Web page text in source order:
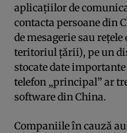
aplicaţiilor de
contacta persoane din
de mesagerie sau
teritoriul ţării), pe un
stocate date
telefon „principal” ar
software din China.
Companiile în cauză